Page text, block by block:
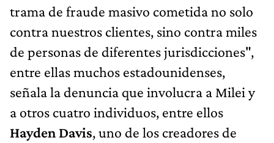
trama de fraude masivo cometida no solo
contra nuestros clientes, sino contra miles
de personas de diferentes jurisdicciones",
entre ellas muchos estadounidenses,
señala la denuncia que involucra a Milei y
a otros cuatro individuos, entre ellos
Hayden Davis, uno de los creadores de